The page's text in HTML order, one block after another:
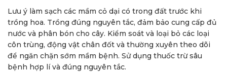
Lưu ý làm sạch các mầm cỏ dại có trong đất trước khi
trồng hoa. Trồng đúng nguyên tắc, đảm bảo cung cấp đủ
nước và phân bón cho cây. Kiểm soát và loại bỏ các loại
côn trùng, động vật chân đốt và thường xuyên theo dõi
để ngăn chặn sớm mầm bệnh. Sử dụng thuốc trừ sâu
bệnh hợp lí và đúng nguyên tắc.